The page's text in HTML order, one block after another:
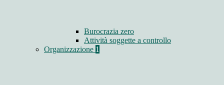
Burocrazia zero
Attività soggette a controllo
Organizzazione 1